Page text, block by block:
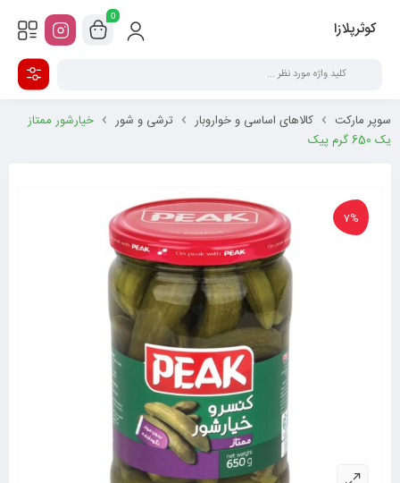
کوثرپلازا
0
سوپر مارکت کالاهای اساسی و خواروبار ترشی و شور
خیارشور ممتاز
یک 650 گرم پیک
7%